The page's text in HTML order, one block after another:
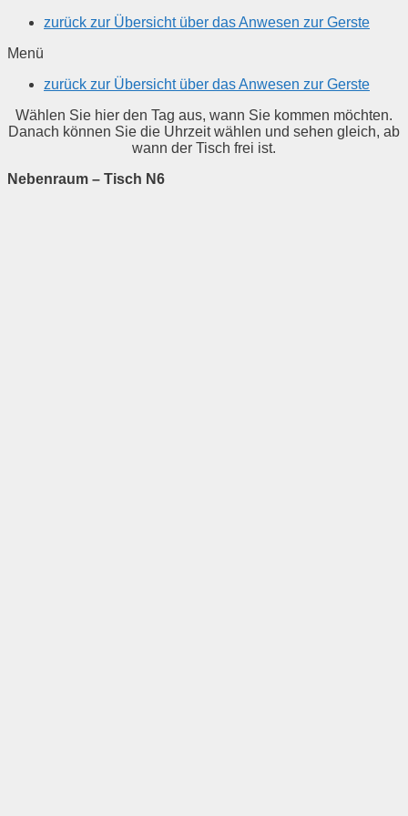
zurück zur Übersicht über das Anwesen zur Gerste
Menü
zurück zur Übersicht über das Anwesen zur Gerste
Wählen Sie hier den Tag aus, wann Sie kommen möchten.
Danach können Sie die Uhrzeit wählen und sehen gleich, ab
wann der Tisch frei ist.
Nebenraum – Tisch N6